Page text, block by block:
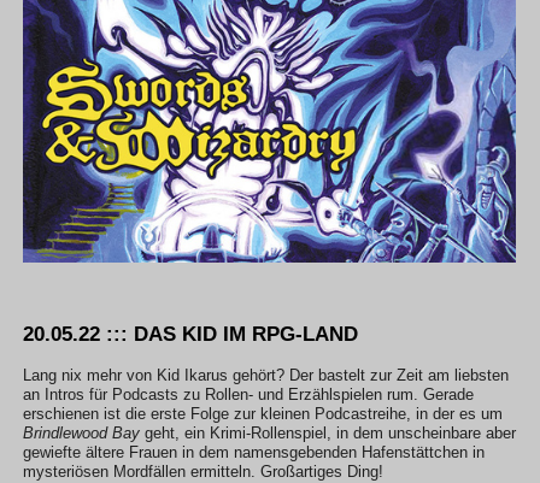
20.05.22 ::: DAS KID IM RPG-LAND
Lang nix mehr von Kid Ikarus gehört? Der bastelt zur Zeit am liebsten
an Intros für Podcasts zu Rollen- und Erzählspielen rum. Gerade
erschienen ist die erste Folge zur kleinen Podcastreihe, in der es um
Brindlewood Bay geht, ein Krimi-Rollenspiel, in dem unscheinbare aber
gewiefte ältere Frauen in dem namensgebenden Hafenstättchen in
mysteriösen Mordfällen ermitteln. Großartiges Ding!